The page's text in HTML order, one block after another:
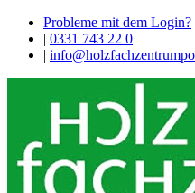
Probleme mit dem Login?
| 0331 743 22 0
|